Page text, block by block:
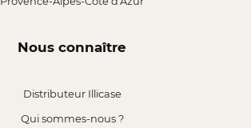
Nous connaître
Distributeur Illicase
Qui sommes-nous ?